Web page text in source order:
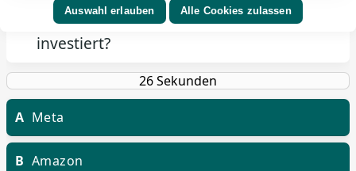
Welches Unternehmen hat in OpenAI
investiert?
A Meta
B Amazon